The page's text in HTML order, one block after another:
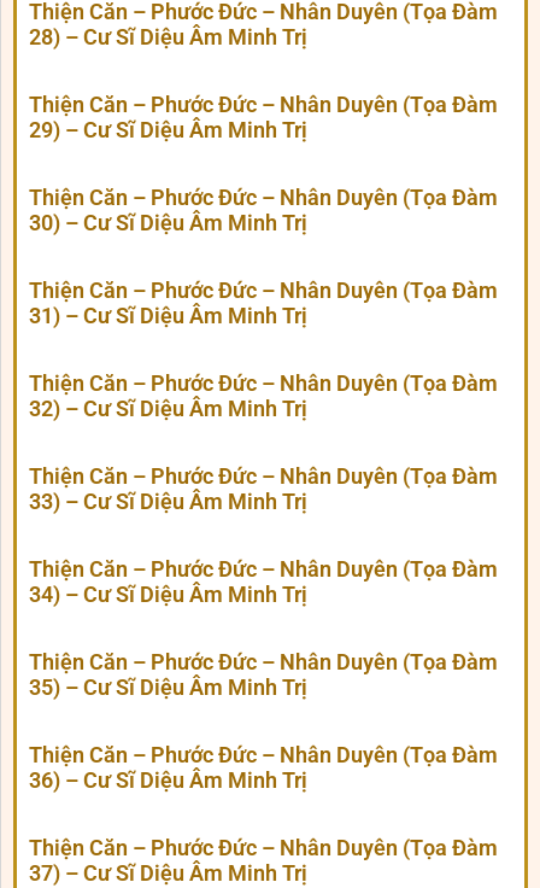
Thiện Căn – Phước Đức – Nhân Duyên (Tọa Đàm
28) – Cư Sĩ Diệu Âm Minh Trị
Thiện Căn – Phước Đức – Nhân Duyên (Tọa Đàm
29) – Cư Sĩ Diệu Âm Minh Trị
Thiện Căn – Phước Đức – Nhân Duyên (Tọa Đàm
30) – Cư Sĩ Diệu Âm Minh Trị
Thiện Căn – Phước Đức – Nhân Duyên (Tọa Đàm
31) – Cư Sĩ Diệu Âm Minh Trị
Thiện Căn – Phước Đức – Nhân Duyên (Tọa Đàm
32) – Cư Sĩ Diệu Âm Minh Trị
Thiện Căn – Phước Đức – Nhân Duyên (Tọa Đàm
33) – Cư Sĩ Diệu Âm Minh Trị
Thiện Căn – Phước Đức – Nhân Duyên (Tọa Đàm
34) – Cư Sĩ Diệu Âm Minh Trị
Thiện Căn – Phước Đức – Nhân Duyên (Tọa Đàm
35) – Cư Sĩ Diệu Âm Minh Trị
Thiện Căn – Phước Đức – Nhân Duyên (Tọa Đàm
36) – Cư Sĩ Diệu Âm Minh Trị
Thiện Căn – Phước Đức – Nhân Duyên (Tọa Đàm
37) – Cư Sĩ Diệu Âm Minh Trị